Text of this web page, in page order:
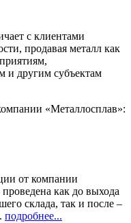
с клиентами
продавая металл как
и другим субъектам
«Металлосплав»:
от компании
как до выхода
склада, так и после –
подробнее...